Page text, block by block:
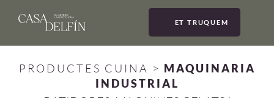
ET TRUQUEM
PRODUCTES CUINA > MAQUINARIA
INDUSTRIAL